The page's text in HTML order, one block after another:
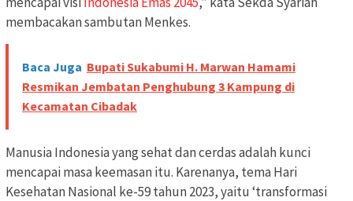
membacakan sambutan Menkes.
Baca Juga Bupati Sukabumi H. Marwan Hamami
Resmikan Jembatan Penghubung 3 Kampung di
Kecamatan Cibadak
Manusia Indonesia yang sehat dan cerdas adalah kunci
mencapai masa keemasan itu. Karenanya, tema Hari
Kesehatan Nasional ke-59 tahun 2023, yaitu ‘transformasi